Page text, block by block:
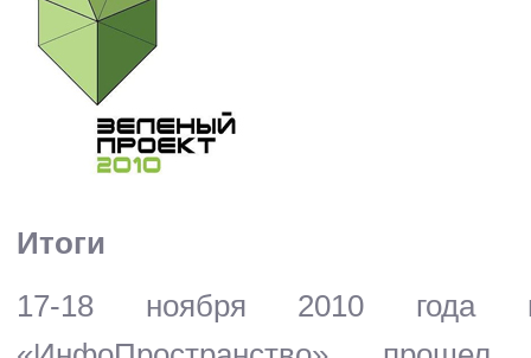
Итоги
17-18 ноября 2010 года в